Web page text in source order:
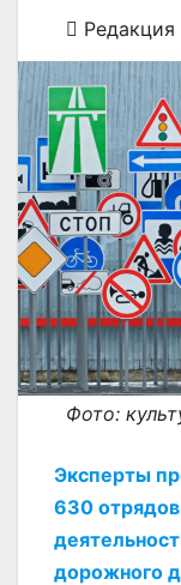
Редакция
Фото:
Эксперты
630
дорожного